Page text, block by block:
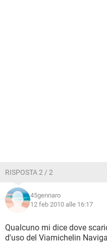
RISPOSTA 2 / 2
45gennaro
12 feb 2010 alle 16:17
Qualcuno mi dice dove
d'uso del Viamichelin